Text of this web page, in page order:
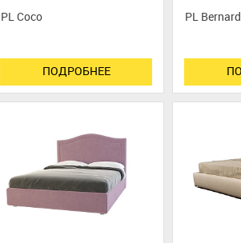
PL Coco
ПОДРОБНЕЕ
PL